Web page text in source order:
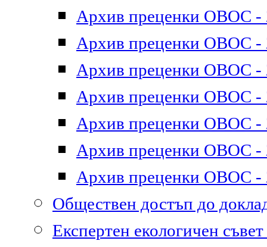
Архив преценки ОВОС -
Архив преценки ОВОС -
Архив преценки ОВОС -
Архив преценки ОВОС -
Архив преценки ОВОС -
Архив преценки ОВОС -
Архив преценки ОВОС -
Обществен достъп до
Експертен екологичен